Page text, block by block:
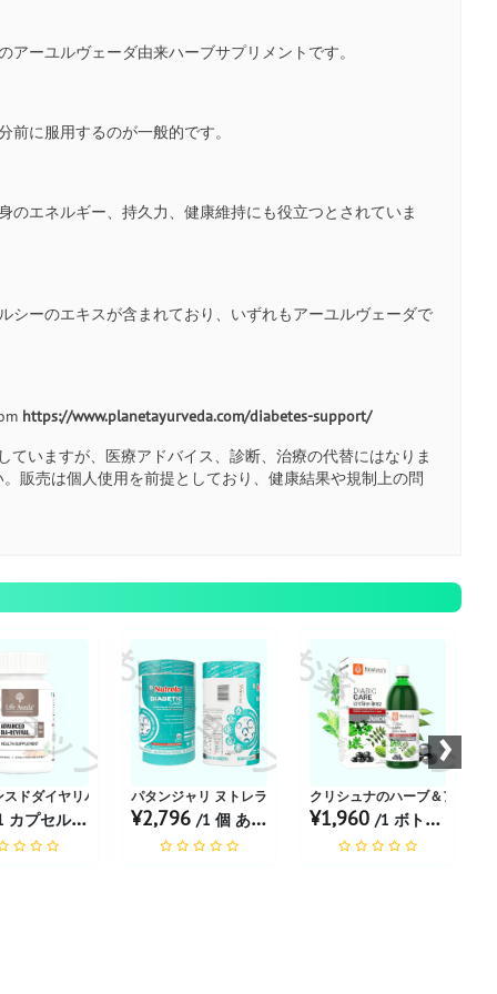
ーユルヴェーダ由来ハーブサプリメントです。
に服用するのが一般的です。
エネルギー、持久力、健康維持にも役立つとされていま
シーのエキスが含まれており、いずれもアーユルヴェーダで
https://www.planetayurveda.com/diabetes-support/
いますが、医療アドバイス、診断、治療の代替にはなりま
販売は個人使用を前提としており、健康結果や規制上の問
セル
ップ
スドダイヤリバイバル
プセル あたり
お薬ショップ
パタンジャリ ヌトレラの糖尿病ケア
¥2,796 /1 個 あたり
お薬ショップ
クリシュナのハーブ＆アーユ
¥1,960 /1 ボトル あたり
›